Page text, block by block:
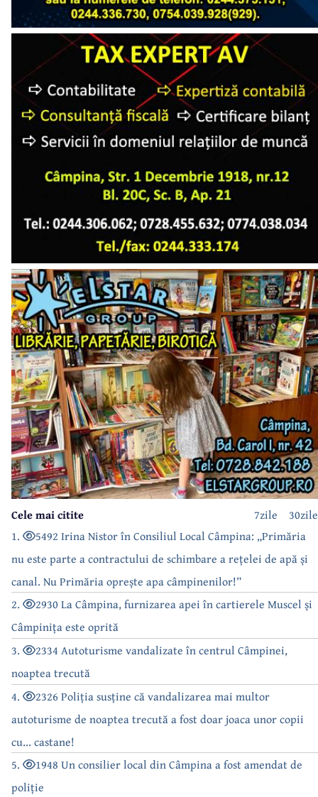
30zile
7zile
Cele mai citite
1.
5492 Irina Nistor în Consiliul Local Câmpina: „Primăria
nu este parte a contractului de schimbare a rețelei de apă și
canal. Nu Primăria oprește apa câmpinenilor!”
2.
2930 La Câmpina, furnizarea apei în cartierele Muscel și
Câmpinița este oprită
3.
2334 Autoturisme vandalizate în centrul Câmpinei,
noaptea trecută
4.
2326 Poliția susține că vandalizarea mai multor
autoturisme de noaptea trecută a fost doar joaca unor copii
cu... castane!
5.
1948 Un consilier local din Câmpina a fost amendat de
poliție